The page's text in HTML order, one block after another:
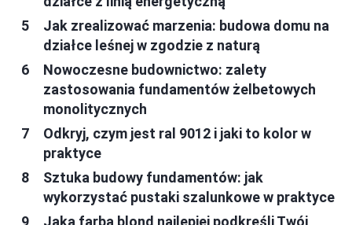
Jak zrealizować marzenia: budowa domu na
działce leśnej w zgodzie z naturą
Nowoczesne budownictwo: zalety
zastosowania fundamentów żelbetowych
monolitycznych
Odkryj, czym jest ral 9012 i jaki to kolor w
praktyce
Sztuka budowy fundamentów: jak
wykorzystać pustaki szalunkowe w praktyce
Jaka farba blond najlepiej podkreśli Twój